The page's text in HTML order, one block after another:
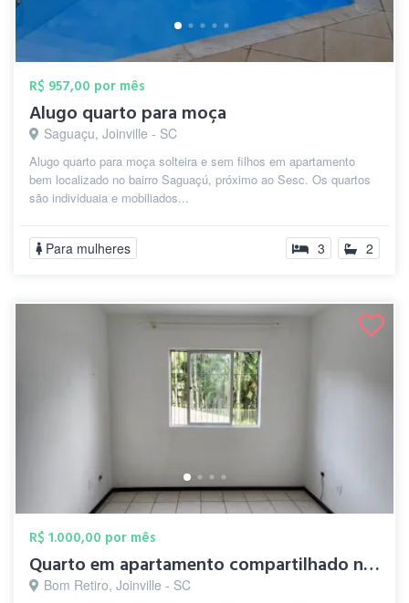
R$ 957,00 por mês
Alugo quarto para moça
Saguaçu, Joinville - SC
Alugo quarto para moça solteira e sem filhos em apartamento
bem localizado no bairro Saguaçú, próximo ao Sesc. Os quartos
são individuaia e mobiliados...
Para mulheres 3 2
R$ 1.000,00 por mês
Quarto em apartamento compartilhado no B...
Bom Retiro, Joinville - SC